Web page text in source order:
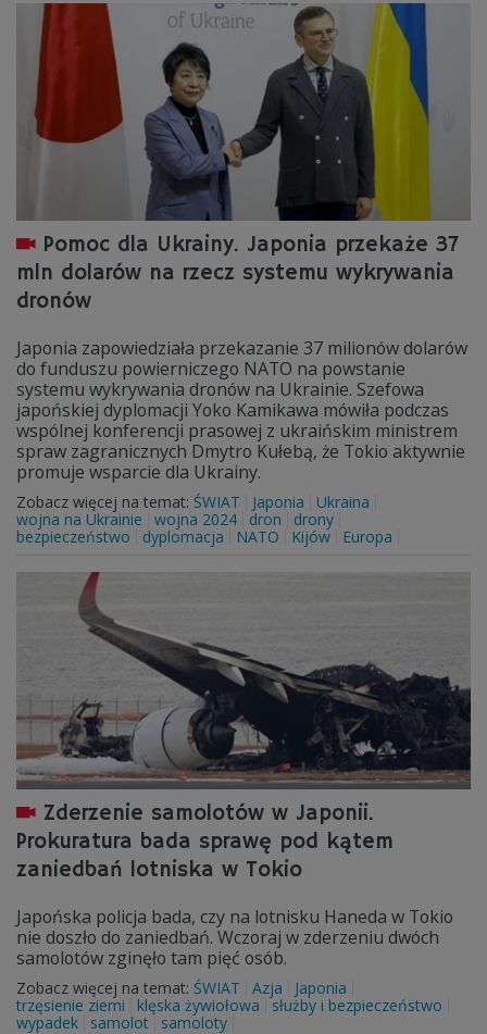
Pomoc dla Ukrainy. Japonia przekaże 37
mln dolarów na rzecz systemu wykrywania
dronów
Japonia zapowiedziała przekazanie 37 milionów dolarów
do funduszu powierniczego NATO na powstanie
systemu wykrywania dronów na Ukrainie. Szefowa
japońskiej dyplomacji Yoko Kamikawa mówiła podczas
wspólnej konferencji prasowej z ukraińskim ministrem
spraw zagranicznych Dmytro Kułebą, że Tokio aktywnie
promuje wsparcie dla Ukrainy.
Zobacz więcej na temat: ŚWIAT Japonia
Ukraina
wojna na Ukrainie
wojna 2024 dron
drony
bezpieczeństwo
dyplomacja NATO Kijów Europa
Zderzenie samolotów w Japonii.
Prokuratura bada sprawę pod kątem
zaniedbań lotniska w Tokio
Japońska policja bada, czy na lotnisku Haneda w Tokio
nie doszło do zaniedbań. Wczoraj w zderzeniu dwóch
samolotów zginęło tam pięć osób.
Zobacz więcej na temat: ŚWIAT Azja
Japonia
trzęsienie ziemi
klęska żywiołowa
służby i bezpieczeństwo
wypadek
samolot samoloty